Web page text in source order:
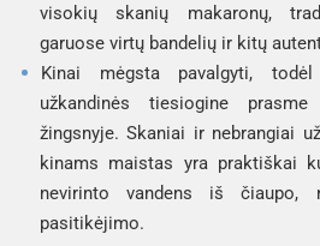
visokių skanių makaronų,
garuose virtų bandelių ir kitų
Kinai mėgsta pavalgyti,
užkandinės tiesiogine prasme
žingsnyje. Skaniai ir nebrangiai
kinams maistas yra praktiškai
nevirinto vandens iš čiaupo,
pasitikėjimo.